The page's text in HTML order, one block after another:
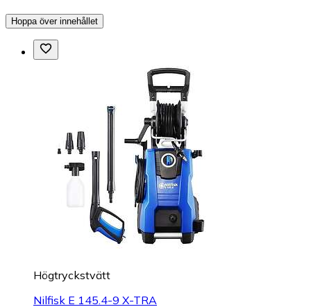
Hoppa över innehållet
Högtryckstvätt
Nilfisk E 145.4-9 X-TRA